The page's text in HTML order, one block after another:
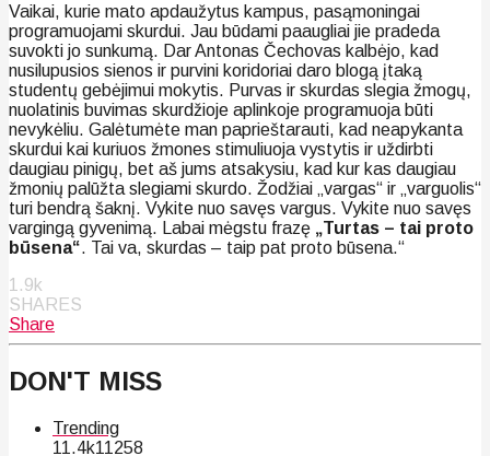
Vaikai, kurie mato apdaužytus kampus, pasąmoningai
programuojami skurdui. Jau būdami paaugliai jie pradeda
suvokti jo sunkumą. Dar Antonas Čechovas kalbėjo, kad
nusilupusios sienos ir purvini koridoriai daro blogą įtaką
studentų gebėjimui mokytis. Purvas ir skurdas slegia žmogų,
nuolatinis buvimas skurdžioje aplinkoje programuoja būti
nevykėliu. Galėtumėte man paprieštarauti, kad neapykanta
skurdui kai kuriuos žmones stimuliuoja vystytis ir uždirbti
daugiau pinigų, bet aš jums atsakysiu, kad kur kas daugiau
žmonių palūžta slegiami skurdo. Žodžiai „vargas“ ir „varguolis“
turi bendrą šaknį. Vykite nuo savęs vargus. Vykite nuo savęs
vargingą gyvenimą. Labai mėgstu frazę „Turtas – tai proto
būsena“. Tai va, skurdas – taip pat proto būsena.“
1.9k
SHARES
Share
DON'T MISS
Trending
11.4k11258